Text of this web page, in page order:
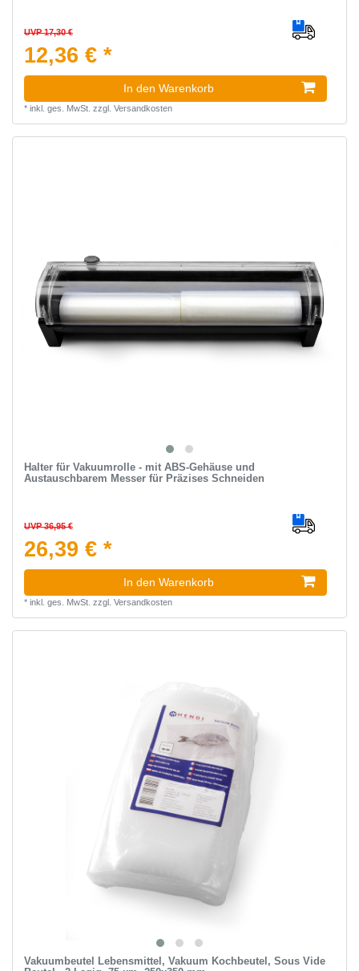
UVP 17,30 €
12,36 € *
In den Warenkorb
* inkl. ges. MwSt. zzgl. Versandkosten
Halter für Vakuumrolle - mit ABS-Gehäuse und
Austauschbarem Messer für Präzises Schneiden
UVP 36,95 €
26,39 € *
In den Warenkorb
* inkl. ges. MwSt. zzgl. Versandkosten
Vakuumbeutel Lebensmittel, Vakuum Kochbeutel, Sous Vide